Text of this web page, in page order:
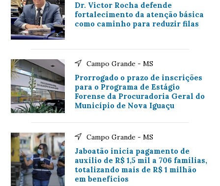
Dr. Victor Rocha defende
fortalecimento da atenção básica
como caminho para reduzir filas
Campo Grande - MS
Prorrogado o prazo de inscrições
para o Programa de Estágio
Forense da Procuradoria Geral do
Município de Nova Iguaçu
Campo Grande - MS
Jaboatão inicia pagamento de
auxílio de R$ 1,5 mil a 706 famílias,
totalizando mais de R$ 1 milhão
em benefícios